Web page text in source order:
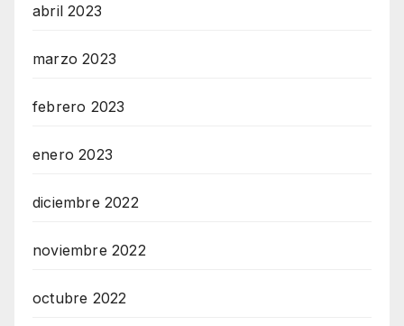
abril 2023
marzo 2023
febrero 2023
enero 2023
diciembre 2022
noviembre 2022
octubre 2022